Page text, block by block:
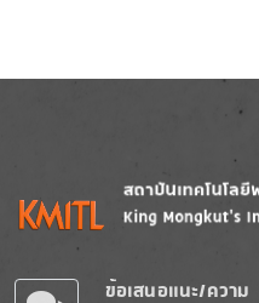
Image
ข้อเสนอแนะ/ความ